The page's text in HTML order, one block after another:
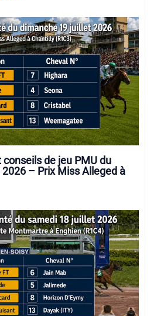
de jeu PMU du
– Prix Miss Alleged à